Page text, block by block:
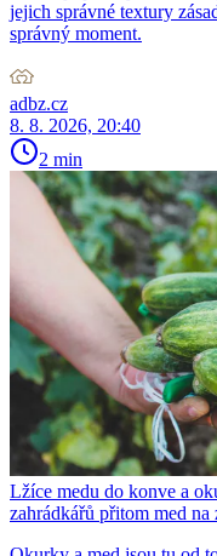
jejich správné textury
správný moment.
adbz.cz
8. 8. 2026, 20:40
2 min
Lžíce medu do konve a
zahrádkářů přitom med